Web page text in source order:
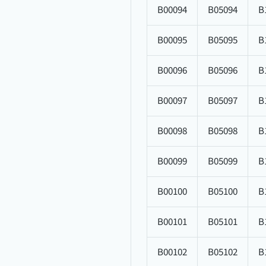
B00094 B05094
B00095 B05095
B00096 B05096
B00097 B05097
B00098 B05098
B00099 B05099
B00100 B05100
B00101 B05101
B00102 B05102